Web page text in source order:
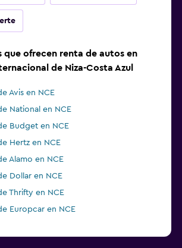
que ofrecen renta de autos en
de Niza-Costa Azul
Avis en NCE
National en NCE
Budget en NCE
Hertz en NCE
Alamo en NCE
Dollar en NCE
Thrifty en NCE
Europcar en NCE